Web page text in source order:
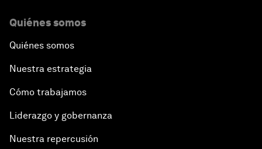
Quiénes somos
Quiénes somos
Nuestra estrategia
Cómo trabajamos
Liderazgo y gobernanza
Nuestra repercusión